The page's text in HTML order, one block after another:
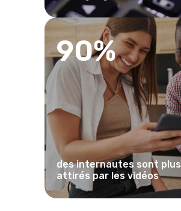
90%
des internautes sont plus
attirés par les vidéos